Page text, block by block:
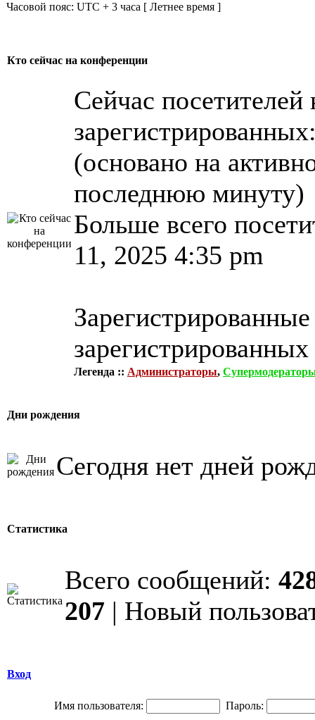
Часовой пояс: UTC + 3 часа [ Летнее время ]
Кто сейчас на конференции
Сейчас
(основано на
последнюю минуту)
Больше всего
11, 2025 4:35 pm
зарегистрированных
Легенда :: Администраторы,
Дни рождения
Сегодня нет дней
Статистика
Всего сообщений:
207 | Новый
Вход
Имя пользователя: Пароль: